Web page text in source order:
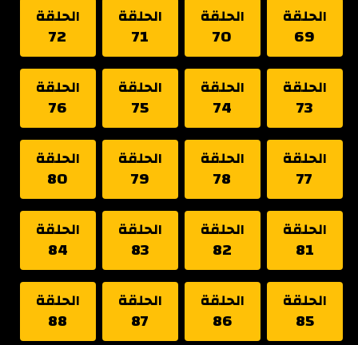
الحلقة
69
الحلقة
70
الحلقة
71
الحلقة
72
الحلقة
73
الحلقة
74
الحلقة
75
الحلقة
76
الحلقة
77
الحلقة
78
الحلقة
79
الحلقة
80
الحلقة
81
الحلقة
82
الحلقة
83
الحلقة
84
الحلقة
85
الحلقة
86
الحلقة
87
الحلقة
88